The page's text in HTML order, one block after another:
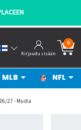
Kirjaudu sisään
0
MLB NFL
27 - Musta